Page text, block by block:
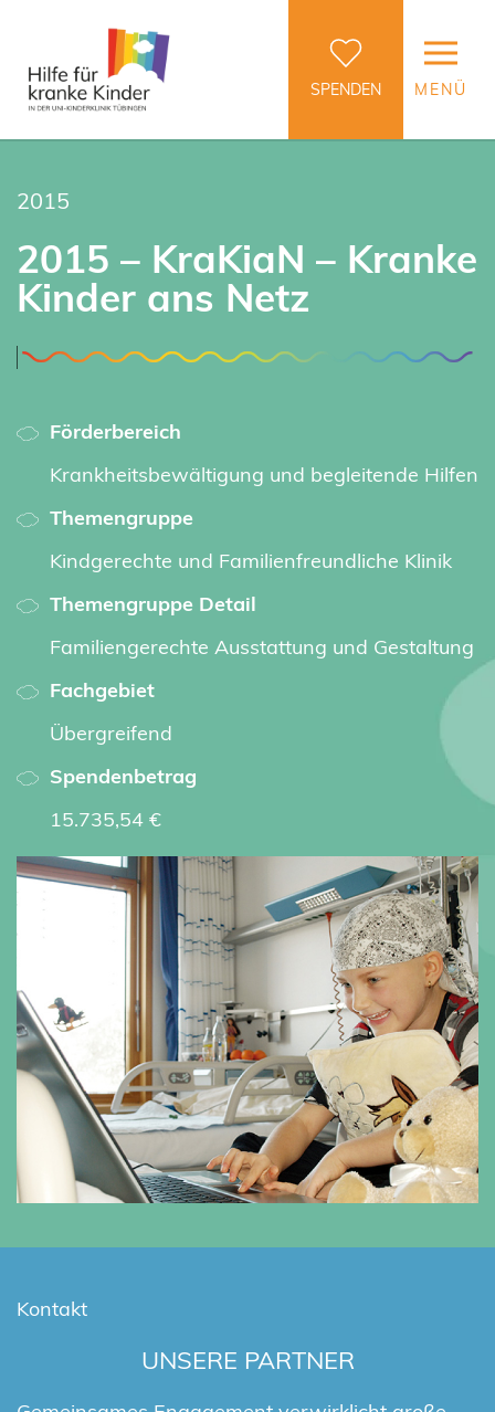
SPENDEN MENÜ
2015
2015 – KraKiaN – Kranke
Kinder ans Netz
Förderbereich
Krankheitsbewältigung und begleitende Hilfen
Themengruppe
Kindgerechte und Familienfreundliche Klinik
Themengruppe Detail
Familiengerechte Ausstattung und Gestaltung
Fachgebiet
Übergreifend
Spendenbetrag
15.735,54 €
Kontakt
UNSERE PARTNER